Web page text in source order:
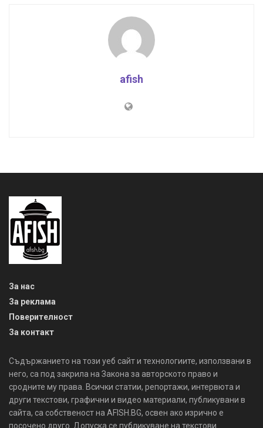
afish
За нас
За реклама
Поверителност
За контакт
Съдържанието на този уеб сайт и технологиите, използвани в
него, са под закрила на Закона за авторското право и
сродните му права. Всички статии, репортажи, интервюта и
други текстови, графични и видео материали, публикувани в
сайта, са собственост на AFISH.BG, освен ако изрично е
посочено друго. Допуска се публикуване на текстови